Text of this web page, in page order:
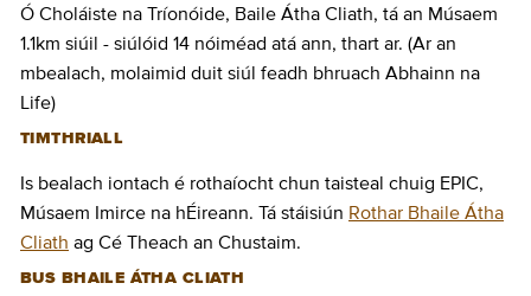
Ó Choláiste na Tríonóide, Baile Átha Cliath, tá an Músaem
1.1km siúil - siúlóid 14 nóiméad atá ann, thart ar. (Ar an
mbealach, molaimid duit siúl feadh bhruach Abhainn na
Life)
TIMTHRIALL
Is bealach iontach é rothaíocht chun taisteal chuig EPIC,
Músaem Imirce na hÉireann. Tá stáisiún Rothar Bhaile Átha
Cliath ag Cé Theach an Chustaim.
BUS BHAILE ÁTHA CLIATH